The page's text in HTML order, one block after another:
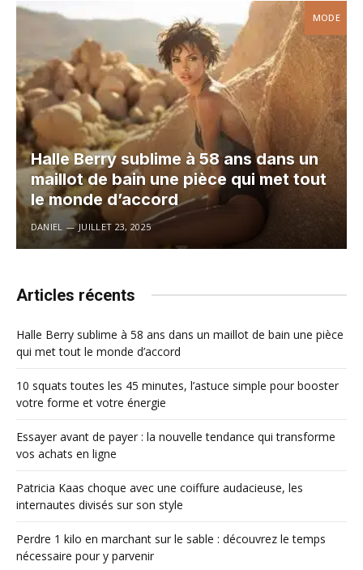
MODE
Halle Berry sublime à 58 ans dans un
maillot de bain une pièce qui met tout
le monde d’accord
DANIEL JUILLET 23, 2025
Articles récents
Halle Berry sublime à 58 ans dans un maillot de bain une pièce
qui met tout le monde d’accord
10 squats toutes les 45 minutes, l’astuce simple pour booster
votre forme et votre énergie
Essayer avant de payer : la nouvelle tendance qui transforme
vos achats en ligne
Patricia Kaas choque avec une coiffure audacieuse, les
internautes divisés sur son style
Perdre 1 kilo en marchant sur le sable : découvrez le temps
nécessaire pour y parvenir